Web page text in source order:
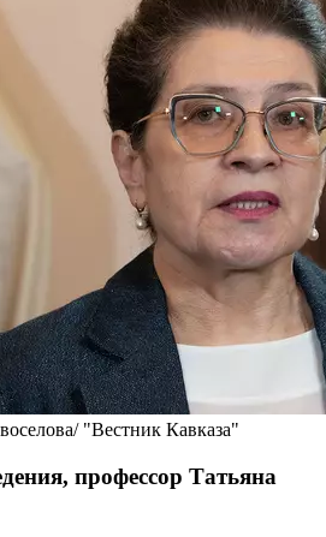
"Вестник Кавказа"
профессор Татьяна